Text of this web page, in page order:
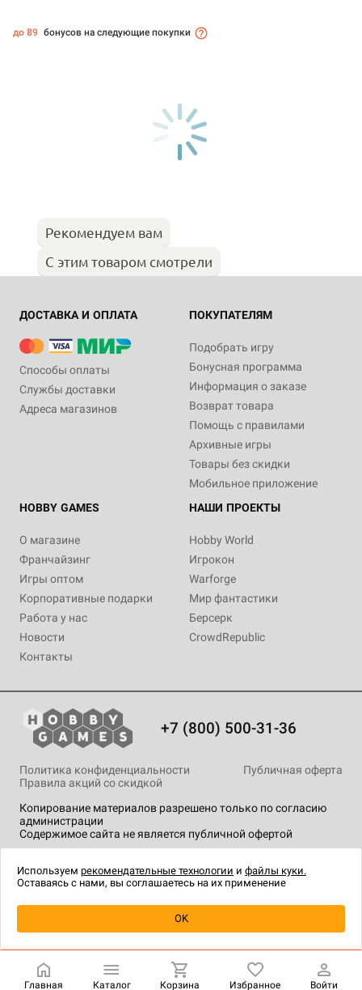
Уведомить о наличии
до 89 бонусов на следующие покупки
Рекомендуем вам
С этим товаром смотрели
ДОСТАВКА И ОПЛАТА
Способы оплаты
Службы доставки
Адреса магазинов
ПОКУПАТЕЛЯМ
Подобрать игру
Бонусная программа
Информация о заказе
Возврат товара
Помощь с правилами
Архивные игры
Товары без скидки
Мобильное приложение
HOBBY GAMES
О магазине
Франчайзинг
Игры оптом
Корпоративные подарки
Работа у нас
Новости
Контакты
НАШИ ПРОЕКТЫ
Hobby World
Игрокон
Warforge
Мир фантастики
Берсерк
CrowdRepublic
+7 (800) 500-31-36
Копирование материалов разрешено только по согласию
администрации
Содержимое сайта не является публичной офертой
Политика конфиденциальности
Публичная оферта
Правила акций со скидкой
технологии.
Главная Каталог Корзина Избранное Войти
Используем рекомендательные технологии и файлы куки.
Оставаясь с нами, вы соглашаетесь на их применение
OK